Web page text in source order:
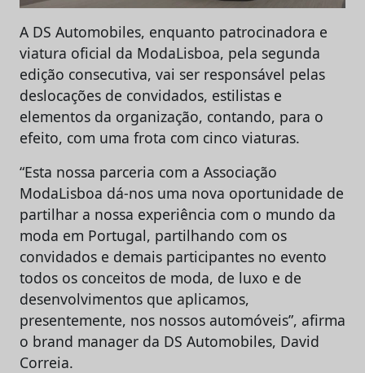
A DS Automobiles, enquanto patrocinadora e
viatura oficial da ModaLisboa, pela segunda
edição consecutiva, vai ser responsável pelas
deslocações de convidados, estilistas e
elementos da organização, contando, para o
efeito, com uma frota com cinco viaturas.
“Esta nossa parceria com a Associação
ModaLisboa dá-nos uma nova oportunidade de
partilhar a nossa experiência com o mundo da
moda em Portugal, partilhando com os
convidados e demais participantes no evento
todos os conceitos de moda, de luxo e de
desenvolvimentos que aplicamos,
presentemente, nos nossos automóveis”, afirma
o brand manager da DS Automobiles, David
Correia.